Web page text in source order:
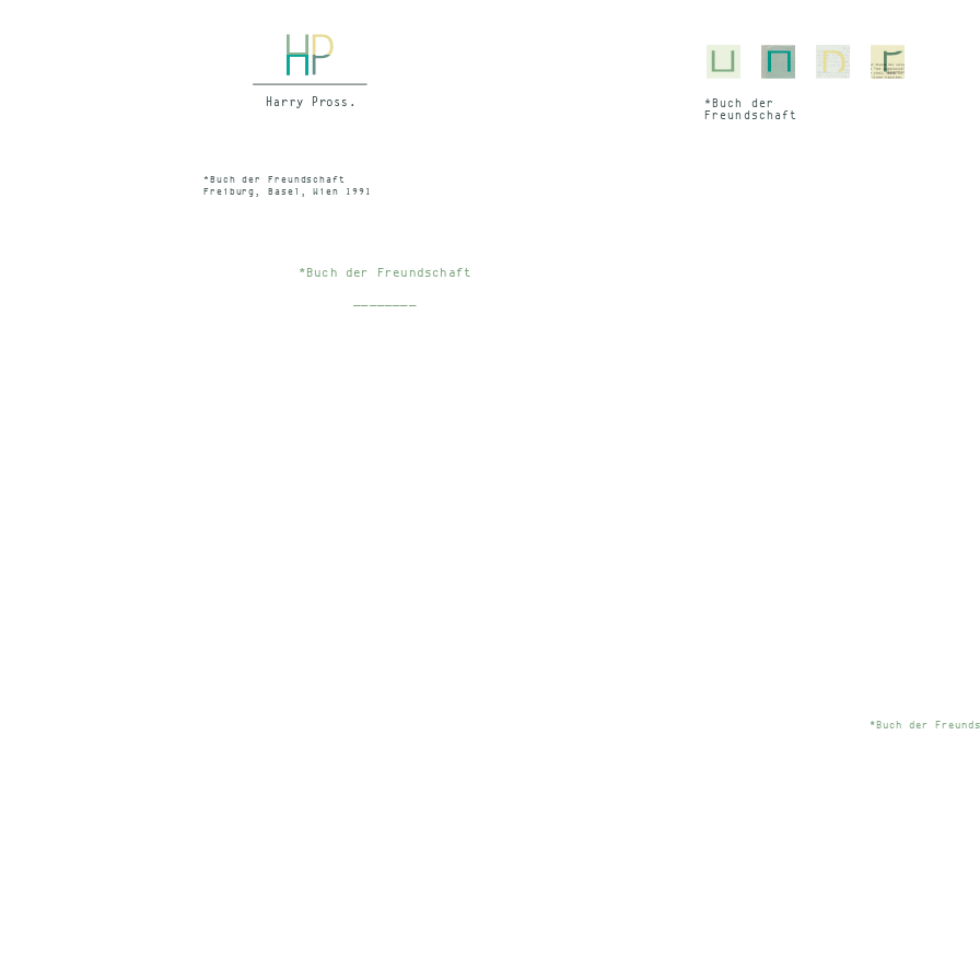
*Buch der
Freund­schaft
*Buch der Freundschaft
Freiburg, Basel, Wien 1991
*Buch der
*Buch der Freundschaft